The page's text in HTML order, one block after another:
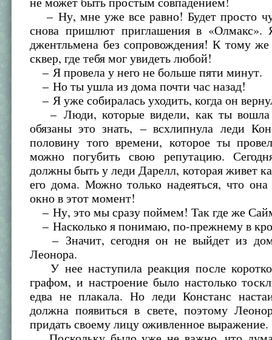
– Ну, мне уже все равно! Будет просто
снова пришлют приглашения в «Олмакс».
джентльмена без сопровождения! К тому
сквер, где тебя мог увидеть любой!
– Я провела у него не больше пяти минут.
– Но ты ушла из дома почти час назад!
– Я уже собиралась уходить, когда он
– Люди, которые видели, как ты вошла
обязаны это знать, – всхлипнула леди
половину того времени, которое ты
можно погубить свою репутацию.
должны быть у леди Дарелл, которая живет
его дома. Можно только надеяться, что
окно в этот момент!
– Ну, это мы сразу поймем! Так где же
– Насколько я понимаю, по-прежнему в
– Значит, сегодня он не выйдет из
Леонора.
У нее наступила реакция после
графом, и настроение было настолько
едва не плакала. Но леди Констанс
должна появиться в свете, поэтому
придать своему лицу оживленное выражение.